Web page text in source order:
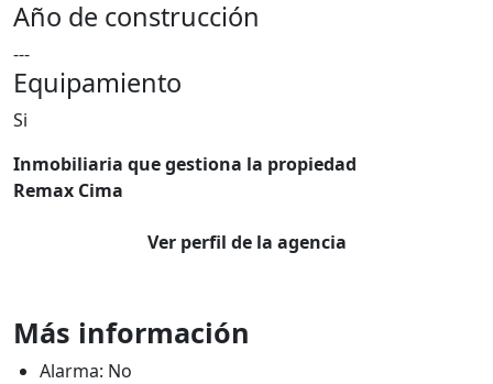
Año de construcción
---
Equipamiento
Si
Inmobiliaria que gestiona la propiedad
Remax Cima
Ver perfil de la agencia
Más información
Alarma: No